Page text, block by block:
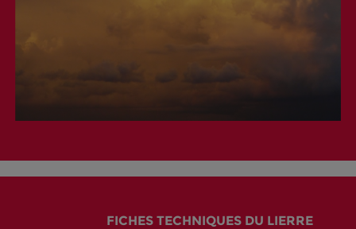
FICHES TECHNIQUES DU LIERRE